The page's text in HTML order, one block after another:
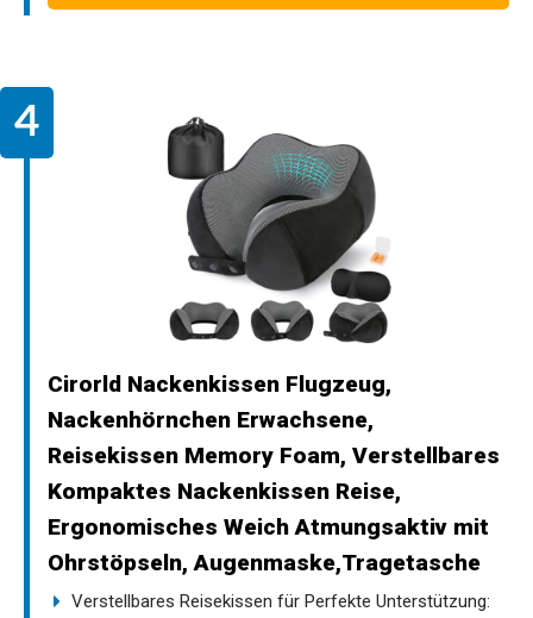
Cirorld Nackenkissen Flugzeug,
Nackenhörnchen Erwachsene,
Reisekissen Memory Foam, Verstellbares
Kompaktes Nackenkissen Reise,
Ergonomisches Weich Atmungsaktiv mit
Ohrstöpseln, Augenmaske,Tragetasche
Verstellbares Reisekissen für Perfekte Unterstützung: